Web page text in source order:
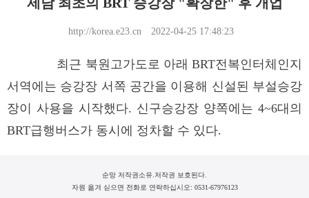
http://korea.e23.cn 2022-04-25 17:48:23
최근 북원고가도로 아래 BRT전복인터체인지
서역에는 승강장 서쪽 공간을 이용해 신설된 부설승강
장이 사용을 시작했다. 신구승강장 양쪽에는 4~6대의
BRT급행버스가 동시에 정차할 수 있다.
순망 저작권소유.저작권 보호된다.
자원 옮겨 싣으면 전화로 연락하십시오: 0531-67976123